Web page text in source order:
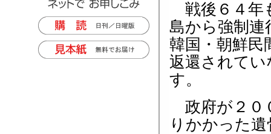
戦後６４年
島から強制
韓国・朝鮮民
返還されて
す。
政府が２０
りかかった